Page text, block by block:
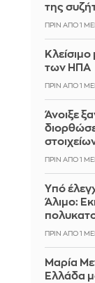
της
ΠΡΙΝ ΑΠΌ 1
των ΗΠΑ
ΠΡΙΝ ΑΠΌ 1
Άνοιξε
ΠΡΙΝ ΑΠΌ 1
Yπό
Άλιμο:
ΠΡΙΝ ΑΠΌ 1
Μαρία
Ελλάδα